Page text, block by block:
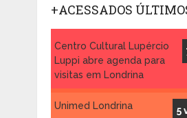
+ACESSADOS
Centro Cultural Lupércio
Luppi abre agenda para
visitas em Londrina
5
Unimed Londrina